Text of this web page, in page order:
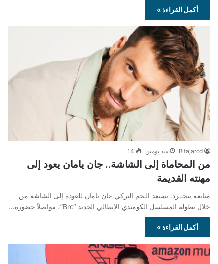
أكمل القراءة »
Bitajarod منذ يومين 14
من المحاماة إلى الشاشة.. جان يامان يعود إلى
مهنته القديمة
متابعة بتجــرد: يستعد النجم التركي جان يامان للعودة إلى الشاشة من
خلال بطولة المسلسل الكوميدي الإيطالي الجديد “Bro”، مواصلاً حضوره…
أكمل القراءة »